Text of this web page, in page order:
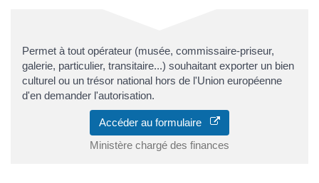
Permet à tout opérateur (musée, commissaire-priseur,
galerie, particulier, transitaire...) souhaitant exporter un bien
culturel ou un trésor national hors de l'Union européenne
d'en demander l'autorisation.
Accéder au formulaire
Ministère chargé des finances